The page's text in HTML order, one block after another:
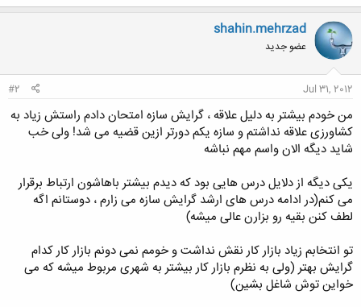
shahin.mehrzad
عضو جدید
Jul 31, 2012
#2
من خودم بیشتر به دلیل علاقه ، گرایش سازه امتحان دادم راستش زیاد به
کشاورزی علاقه نداشتم و سازه یکم دورتر ازین قضیه می شد! ولی خب
شاید دیگه الان واسم مهم نباشه
یکی دیگه از دلایل درس هایی بود که دیدم بیشتر باهاشون ارتباط برقرار
می کنم(در ادامه درس های ارشد گرایش سازه می زارم ، دوستانم اگه
لطف کنن بقیه رو بزارن عالی میشه)
تو انتخابم زیاد بازار کار نقش نداشت و خومم نمی دونم بازار کار کدام
گرایش بهتر (ولی به نظرم بازار کار بیشتر به شهری مربوط میشه که می
خواین توش شاغل بشین)